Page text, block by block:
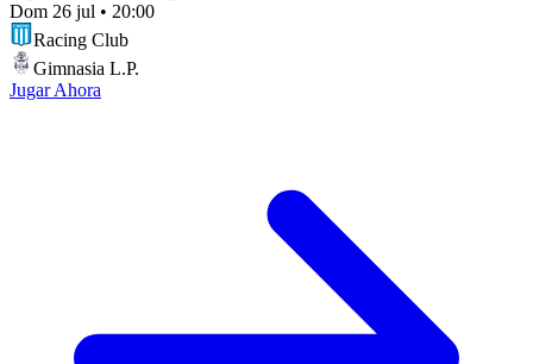
Dom 26 jul • 20:00
Racing Club
Gimnasia L.P.
Jugar Ahora